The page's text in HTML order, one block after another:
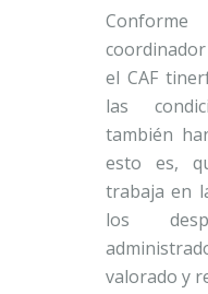
el CAF
las
también
esto es,
trabaja en
los
valorado y